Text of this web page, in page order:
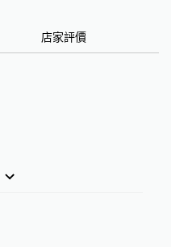
店家評價